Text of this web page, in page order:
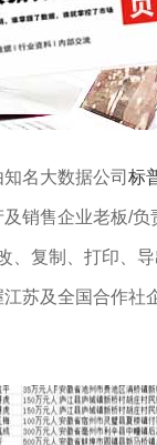
知名大数据公司 标
销售企业老板/
、复制、打印、
苏及全国合作